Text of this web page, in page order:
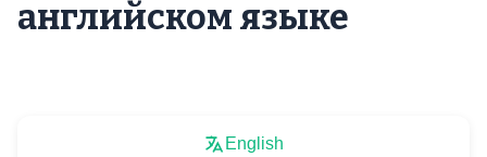
английском языке
English